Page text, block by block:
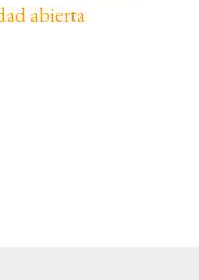
abierta